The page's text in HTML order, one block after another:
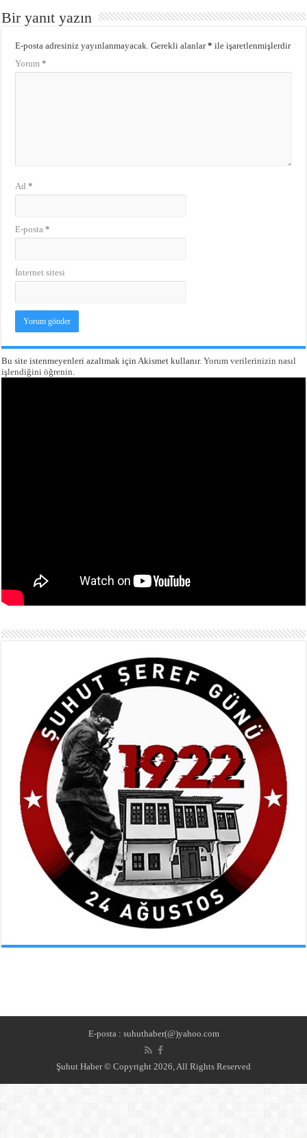
Bir yanıt yazın
E-posta adresiniz yayınlanmayacak. Gerekli alanlar* ile işaretlenmişlerdir
Yorum*
Ad*
E-posta*
İnternet sitesi
Bu site istenmeyenleri azaltmak için Akismet kullanır.Yorum verilerinizin nasıl
işlendiğini öğrenin.
E-posta : suhuthaber(@)yahoo.com
Şuhut Haber © Copyright 2026, All Rights Reserved